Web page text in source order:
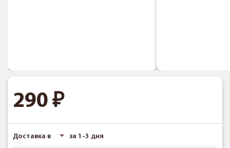
290
Доставка в за 1-3 дня